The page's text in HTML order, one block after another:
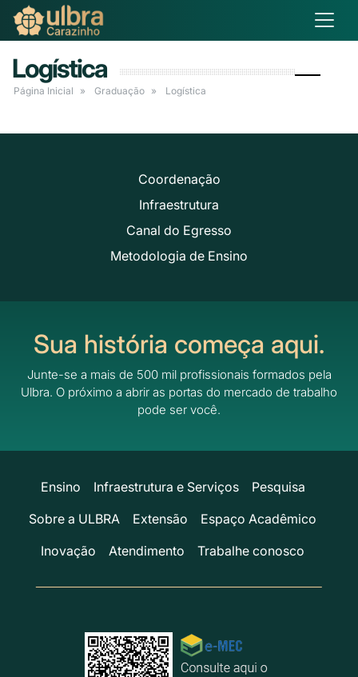
Logística
Página Inicial Graduação Logística
Coordenação
Infraestrutura
Canal do Egresso
Metodologia de Ensino
Sua história começa aqui.
Junte-se a mais de 500 mil profissionais formados pela
Ulbra. O próximo a abrir as portas do mercado de trabalho
pode ser você.
Ensino Infraestrutura e Serviços
Pesquisa
Sobre a ULBRA
Extensão
Espaço Acadêmico
Inovação
Atendimento Trabalhe conosco